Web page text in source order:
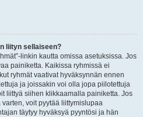
liityn sellaiseen?
linkin kautta omissa asetuksissa. Jos
painiketta. Kaikissa ryhmissä ei
ryhmät vaativat hyväksynnän ennen
ja joissakin voi olla jopa piilotettuja
liittyä siihen klikkaamalla painiketta. Jos
voit pyytää liittymislupaa
täytyy hyväksyä pyyntösi ja hän